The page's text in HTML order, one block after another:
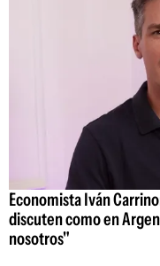
Economista Iván
discuten como en
nosotros"